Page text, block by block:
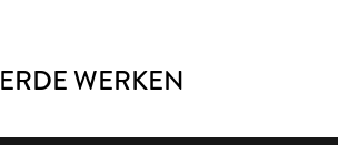
WERKEN